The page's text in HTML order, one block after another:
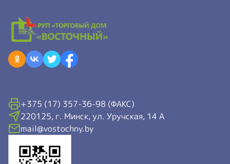
+375 (17) 357-36-98 (ФАКС)
220125, г. Минск, ул. Уручская, 14 А
mail@vostochny.by